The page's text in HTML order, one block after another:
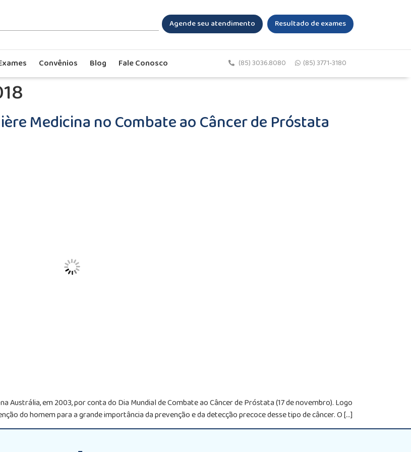
Agende seu atendimento Resultado de exames
Convênios Blog Fale Conosco (85) 3036.8080 (85) 3771-3180
Medicina no Combate ao Câncer de Próstata
Austrália, em 2003, por conta do Dia Mundial de Combate ao Câncer de Próstata (17 de novembro). Logo
do homem para a grande importância da prevenção e da detecção precoce desse tipo de câncer. O […]